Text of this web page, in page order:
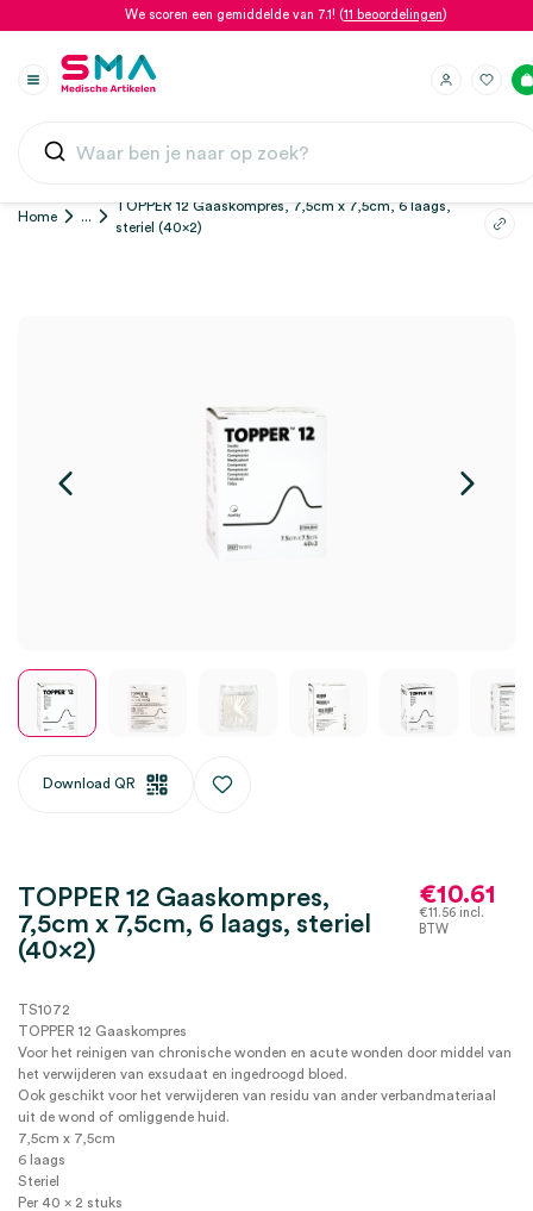
We scoren een gemiddelde van 7.1! (11 beoordelingen)
Home ...
TOPPER 12 Gaaskompres, 7,5cm x 7,5cm, 6 laags,
steriel (40×2)
Download QR
TOPPER 12 Gaaskompres,
7,5cm x 7,5cm, 6 laags, steriel
(40×2)
€10.61
€11.56 incl.
BTW
TS1072
TOPPER 12 Gaaskompres
Voor het reinigen van chronische wonden en acute wonden door middel van
het verwijderen van exsudaat en ingedroogd bloed.
Ook geschikt voor het verwijderen van residu van ander verbandmateriaal
uit de wond of omliggende huid.
7,5cm x 7,5cm
6 laags
Steriel
Per 40 x 2 stuks